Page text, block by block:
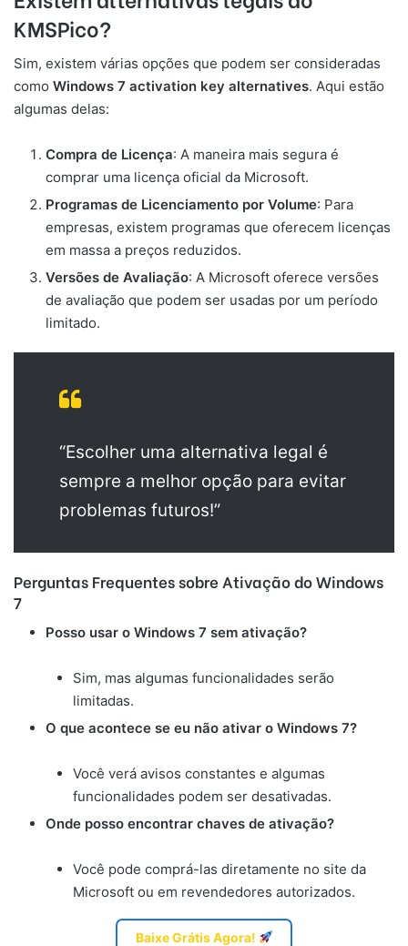
KMSPico?
Sim, existem várias opções que podem ser consideradas
como Windows 7 activation key alternatives. Aqui estão
algumas delas:
Compra de Licença: A maneira mais segura é
comprar uma licença oficial da Microsoft.
Programas de Licenciamento por Volume: Para
empresas, existem programas que oferecem licenças
em massa a preços reduzidos.
Versões de Avaliação: A Microsoft oferece versões
de avaliação que podem ser usadas por um período
limitado.
“Escolher uma alternativa legal é
sempre a melhor opção para evitar
problemas futuros!”
Perguntas Frequentes sobre Ativação do Windows
7
Posso usar o Windows 7 sem ativação?
Sim, mas algumas funcionalidades serão
limitadas.
O que acontece se eu não ativar o Windows 7?
Você verá avisos constantes e algumas
funcionalidades podem ser desativadas.
Onde posso encontrar chaves de ativação?
Você pode comprá-las diretamente no site da
Microsoft ou em revendedores autorizados.
Baixe Grátis Agora!